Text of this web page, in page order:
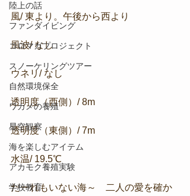
陸上の話
ファンダイビング
コロマガプロジェクト
スノーケリングツアー
自然環境保全
ワカメの養殖
星空観察
海を楽しむアイテム
アカモク養殖実験
学校教育
風/ 東より。午後から西より
風波/ なし
ウネリ/ なし
透明度（西側）/ 8m
透明度（東側）/ 7m
水温/ 19.5℃
だーれもいない海～　二人の愛を確か